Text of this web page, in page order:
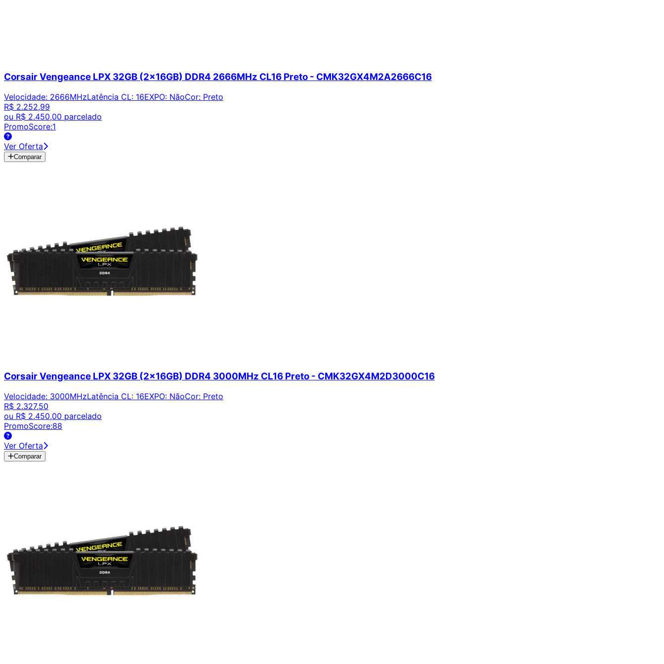
Corsair Vengeance LPX 32GB (2x16GB) DDR4 2666MHz CL16 Preto - CMK32GX4M2A2666C16
Velocidade: 2666MHzLatência CL: 16EXPO: NãoCor: Preto
R$ 2.252,99
ou R$ 2.450,00 parcelado
PromoScore:1
Ver Oferta
Comparar
Corsair Vengeance LPX 32GB (2x16GB) DDR4 3000MHz CL16 Preto - CMK32GX4M2D3000C16
Velocidade: 3000MHzLatência CL: 16EXPO: NãoCor: Preto
R$ 2.327,50
ou R$ 2.450,00 parcelado
PromoScore:88
Ver Oferta
Comparar